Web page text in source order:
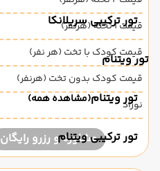
تور ترکیبی سریلانکا
تور ویتنام
تور ویتنام(مشاهده همه)
تور ترکیبی ویتنام
قیمت 1 تخته (هرنفر)
قیمت کودک با تخت (هر نفر)
قیمت کودک بدون تخت (هرنفر)
نوزاد
مشاوره و رزرو رایگان